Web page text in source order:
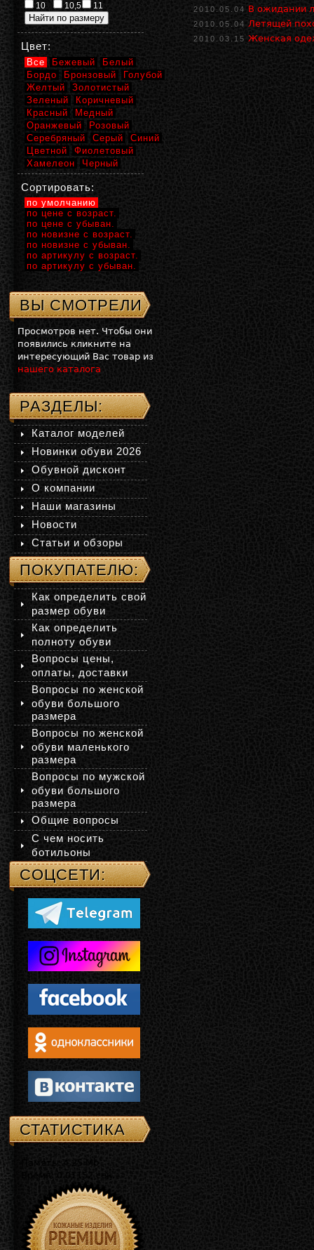
2010.05.04 В ожидании
2010.05.04 Летящей
2010.03.15 Женская
10
10,5 11
Цвет:
Все Бежевый
Белый
Бордо
Бронзовый
Голубой
Желтый
Золотистый
Зеленый
Коричневый
Красный
Медный
Оранжевый
Розовый
Серебряный
Серый
Синий
Цветной
Фиолетовый
Хамелеон
Черный
Сортировать:
по умолчанию
по цене с возраст.
по цене с убыван.
по новизне с возраст.
по новизне с убыван.
по артикулу с возраст.
по артикулу с убыван.
ВЫ СМОТРЕЛИ
Просмотров нет. Чтобы они
появились кликните на
интересующий Вас товар из
нашего каталога
РАЗДЕЛЫ:
Каталог моделей
Новинки обуви 2026
Обувной дисконт
О компании
Наши магазины
Новости
Статьи и обзоры
ПОКУПАТЕЛЮ:
Как определить свой
размер обуви
Как определить
полноту обуви
Вопросы цены,
оплаты, доставки
Вопросы по женской
обуви большого
размера
Вопросы по женской
обуви маленького
размера
Вопросы по мужской
обуви большого
размера
Общие вопросы
С чем носить
ботильоны
СОЦСЕТИ:
СТАТИСТИКА
Память: 4.25 Mb
Время: 0.01152 сек.